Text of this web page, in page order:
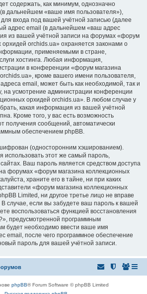
содержать, как минимум, однозначно
дальнейшем «ваше имя пользователя»),
входа под вашей учётной записью (далее
адрес email (в дальнейшем «ваш адрес
из вашей учётной записи на форумах «форум
орхидей orchids.ua» охраняется законами о
применяемыми в стране,
хостинга. Любая информация,
в конференции «форум магазина
кроме вашего имени пользователя,
email, может быть как необходимой, так и
на усмотрение администрации конференции
орхидей orchids.ua». В любом случае у
какая информация из вашей учётной
Кроме того, у вас есть возможность
получения сообщений, автоматически
обеспечением phpBB.
(односторонним хэшированием).
использовать этот же самый пароль,
сайтах. Ваш пароль является средством доступа
форумах «форум магазина коллекционных
храните его в тайне, ни при каких
«форум магазина коллекционных
Limited, ни другое третье лицо не вправе
случае, если вы забудете ваш пароль к вашей
воспользоваться функцией восстановления
предусмотренной программным
будет необходимо ввести ваше имя
email, после чего программное обеспечение
пароль для вашей учётной записи.
phpBB® Forum Software © phpBB Limited